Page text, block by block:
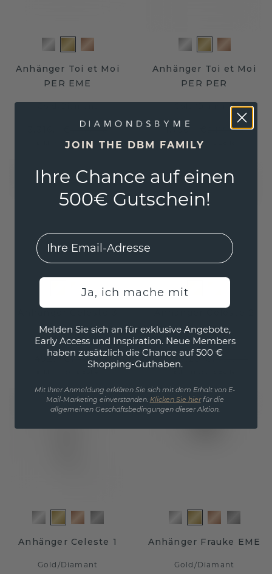
Anhänger Toi et Moi
PER EME
4.145,- €
Exkl. MwSt. & Zölle
Anhänger Toi et Moi
PER PER
Diamant
1.756,- € 2.195,- €
Exkl. MwSt. & Zölle
Gold/Diamant
1.492,- € 1.865,- €
Gold/Diamant
1.087,20 €
Anhänger Celeste 1
Gold /Diamant
Anhänger Frauke EME
Gold /Diamant
JOIN THE DBM FAMILY
Ihre Chance auf einen
500€ Gutschein!
EMail
Ja, ich mache mit
Melden Sie sich an für exklusive Angebote,
Early Access und Inspiration. Neue Members
haben zusätzlich die Chance auf 500 €
Shopping-Guthaben.
Mit Ihrer Anmeldung erklären Sie sich mit dem Erhalt von E-
Mail-Marketing einverstanden. Klicken Sie hierfür die
allgemeinen Geschäftsbedingungen dieser Aktion.